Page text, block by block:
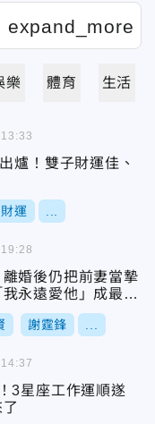
樂 體育 生活
爐！雙子財運佳、
財運
婚後仍把前妻當摯
永遠愛他」成最後
謝霆鋒
3星座工作運順遂